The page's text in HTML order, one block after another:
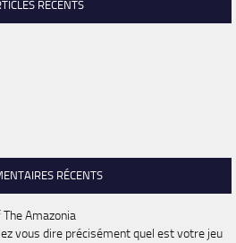
RÉCENTS
RÉCENTS
Amazonia
vous dire précisément quel est votre jeu